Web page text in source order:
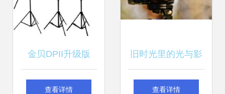
金贝DPII升级版
DPE 400W摄影灯
查看详情
旧时光里的光与影
与美能达和柯尼卡
查看详情